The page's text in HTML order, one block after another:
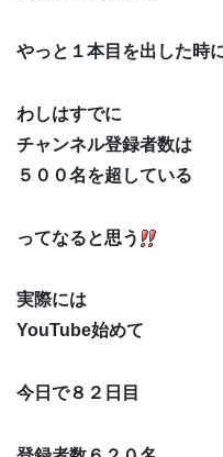
やっと１本目を出した時
わしはすでに
チャンネル登録者数は
５００名を超している
ってなると思う
実際には
YouTube始めて
今日で８２日目